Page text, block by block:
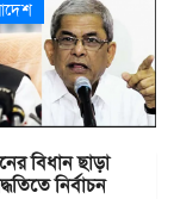
বিধান ছাড়া
নির্বাচন